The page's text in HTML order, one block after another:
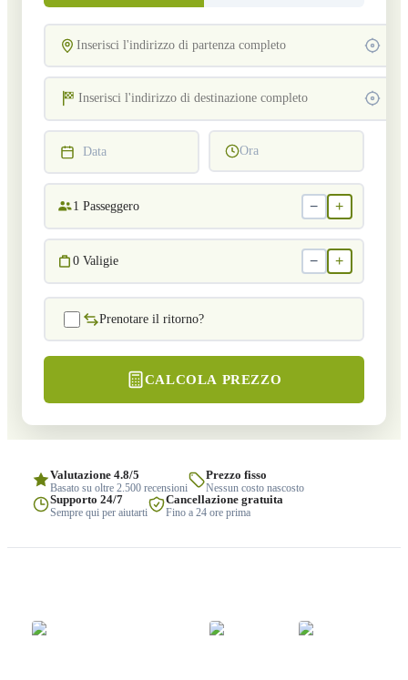
Data Ora
1 Passeggero − +
0 Valigie − +
Prenotare il ritorno?
CALCOLA PREZZO
Valutazione 4.8/5
Basato su oltre 2.500 recensioni
Prezzo fisso
Nessun costo nascosto
Supporto 24/7
Sempre qui per aiutarti
Cancellazione gratuita
Fino a 24 ore prima